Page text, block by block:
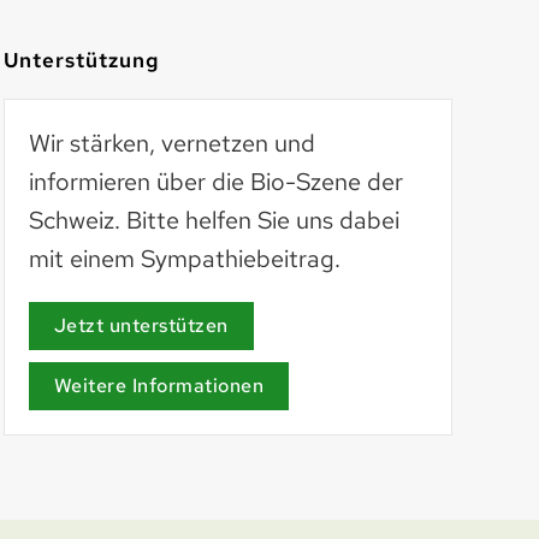
AöL
aoel.org
Unterstützung
Wir stärken, vernetzen und
informieren über die Bio-Szene der
Schweiz. Bitte helfen Sie uns dabei
mit einem Sympathiebeitrag.
Jetzt unterstützen
Weitere Informationen